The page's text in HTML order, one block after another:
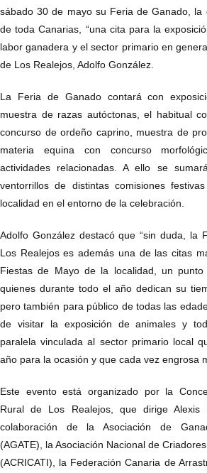
sábado 30 de mayo su Feria de Ganado, la
de toda Canarias, “una cita para la
labor ganadera y el sector primario en
de Los Realejos, Adolfo González.
La Feria de Ganado contará con
muestra de razas autóctonas, el habitual
concurso de ordeño caprino, muestra de
materia equina con concurso
actividades relacionadas. A ello se
ventorrillos de distintas comisiones
localidad en el entorno de la celebración.
Adolfo González destacó que “sin duda, la
Los Realejos es además una de las citas
Fiestas de Mayo de la localidad, un
quienes durante todo el año dedican su
pero también para público de todas las
de visitar la exposición de animales y
paralela vinculada al sector primario local
año para la ocasión y que cada vez engrosa
Este evento está organizado por la
Rural de Los Realejos, que dirige Alexis
colaboración de la Asociación de
(AGATE), la Asociación Nacional de
(ACRICATI), la Federación Canaria de